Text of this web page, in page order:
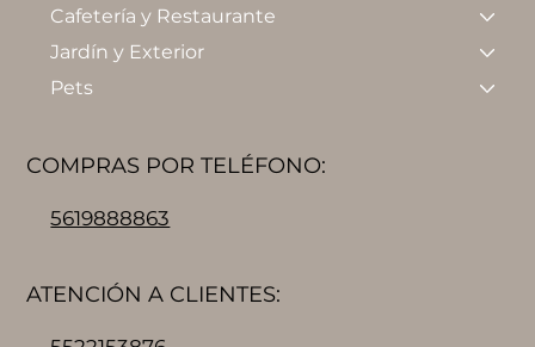
Cafetería y Restaurante
Jardín y Exterior
Pets
COMPRAS POR TELÉFONO:
5619888863
ATENCIÓN A CLIENTES: